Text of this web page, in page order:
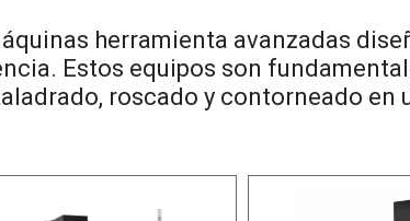
herramienta avanzadas
Estos equipos son
roscado y contorneado en